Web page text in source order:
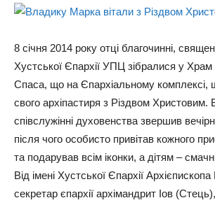
8 січня 2014 року отці благочинні,
Хустської Єпархії УПЦ зібралися у
Спаса, що на Єпархіальному комплексі,
свого архіпастиря з Різдвом
співслужінні духовенства звершив
після чого особисто привітав кожного
та подарував всім іконки, а дітям –
Від імені Хустської Єпархії
секретар єпархії архімандрит Іов